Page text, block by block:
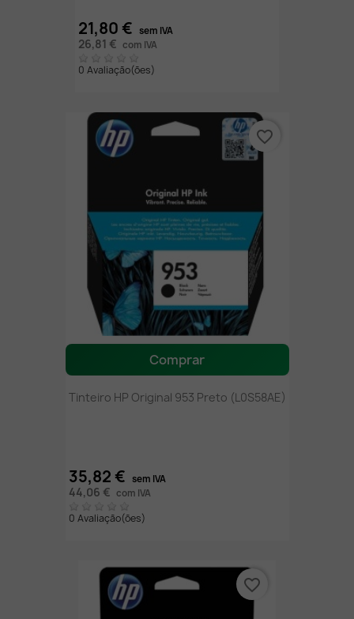
21,80 € sem IVA
26,81 € com IVA
0 Avaliação(ões)
Comprar
Tinteiro HP Original 953 Preto (L0S58AE)
35,82 € sem IVA
44,06 € com IVA
0 Avaliação(ões)
favorite_border
favorite_border